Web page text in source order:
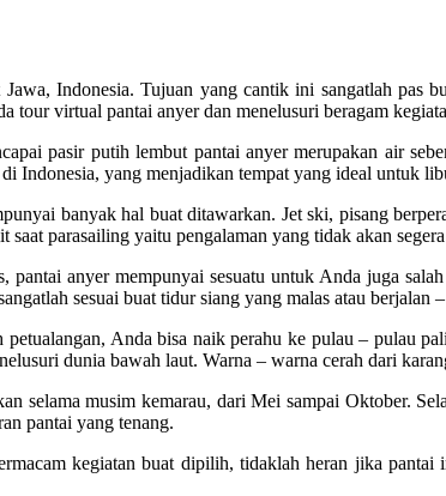
Indonesia. Tujuan yang cantik ini sangatlah pas
tour virtual pantai anyer dan menelusuri beragam
pasir putih lembut pantai anyer merupakan air
Indonesia, yang menjadikan tempat yang ideal untuk
banyak hal buat ditawarkan. Jet ski, pisang
parasailing yaitu pengalaman yang tidak akan
anyer mempunyai sesuatu untuk Anda juga
sesuai buat tidur siang yang malas atau berjalan
Anda bisa naik perahu ke pulau – pulau
dunia bawah laut. Warna – warna cerah dari
selama musim kemarau, dari Mei sampai Oktober.
pantai yang tenang.
kegiatan buat dipilih, tidaklah heran jika